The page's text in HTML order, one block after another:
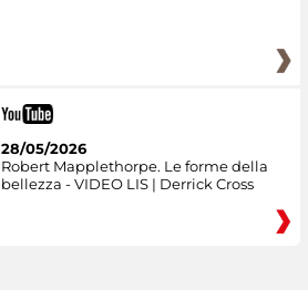
28/05/2026
Robert Mapplethorpe. Le forme della
bellezza - VIDEO LIS | Derrick Cross